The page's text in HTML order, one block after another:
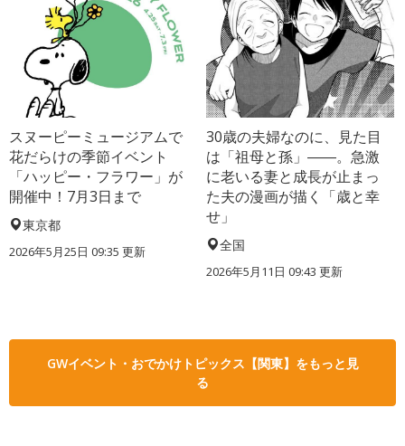
スヌーピーミュージアムで
花だらけの季節イベント
「ハッピー・フラワー」が
開催中！7月3日まで
東京都
2026年5月25日 09:35 更新
30歳の夫婦なのに、見た目
は「祖母と孫」――。急激
に老いる妻と成長が止まっ
た夫の漫画が描く「歳と幸
せ」
全国
2026年5月11日 09:43 更新
GWイベント・おでかけトピックス【関東】をもっと見
る